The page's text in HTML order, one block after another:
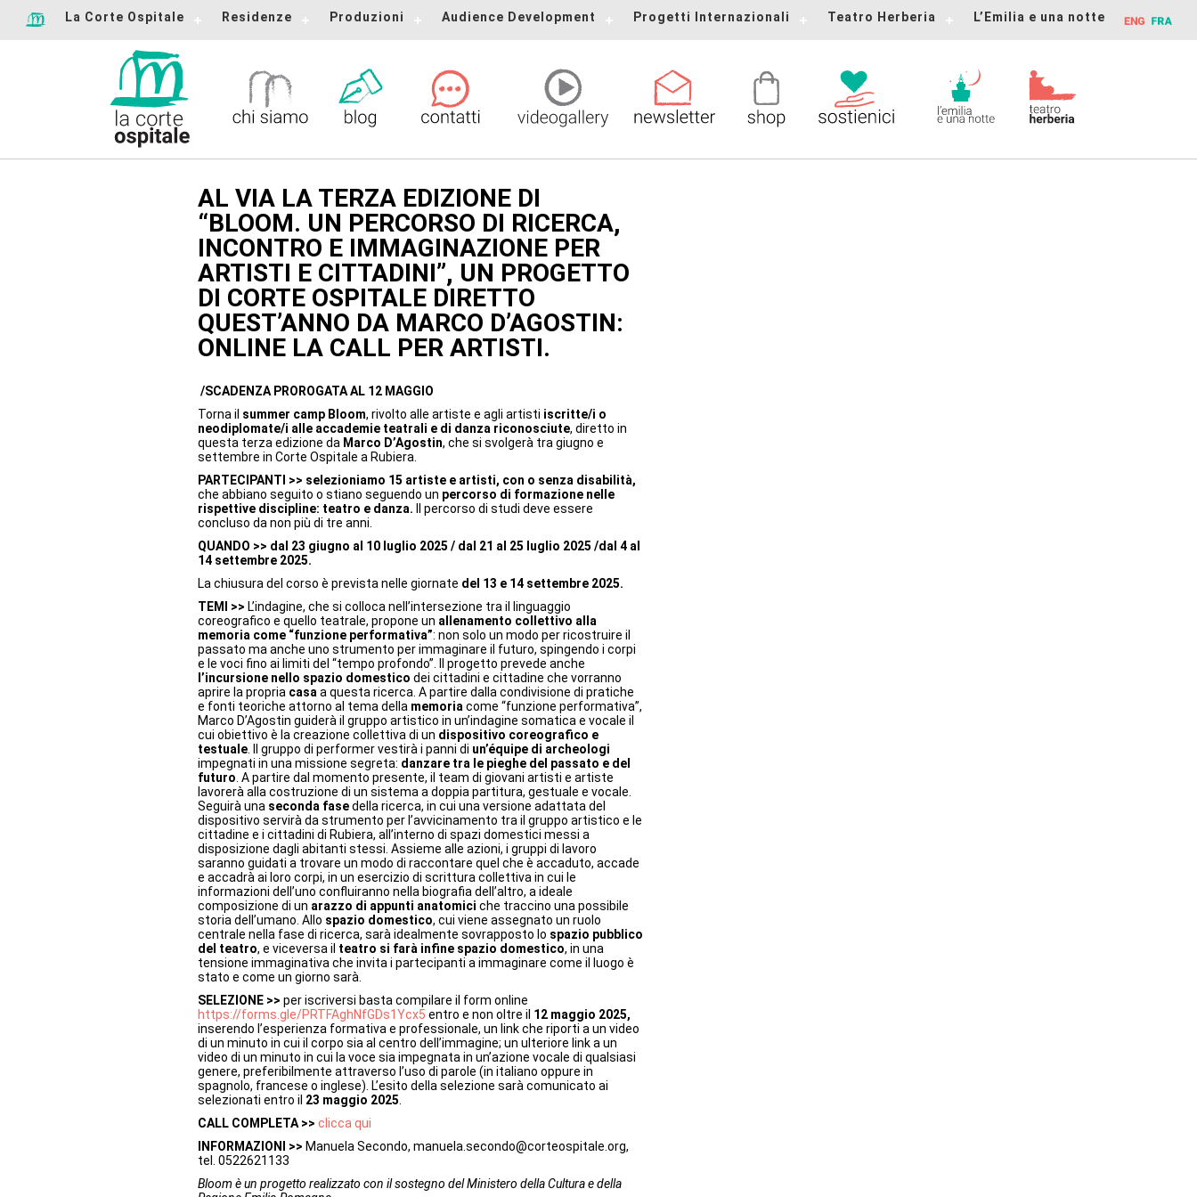
La Corte Ospitale Residenze Produzioni Audience Development Progetti Internazionali Teatro Herberia L’Emilia e una notte
AL VIA LA TERZA EDIZIONE DI
“BLOOM. UN PERCORSO DI RICERCA,
INCONTRO E IMMAGINAZIONE PER
ARTISTI E CITTADINI”, UN PROGETTO
DI CORTE OSPITALE DIRETTO
QUEST’ANNO DA MARCO D’AGOSTIN:
ONLINE LA CALL PER ARTISTI.
/SCADENZA PROROGATA AL 12 MAGGIO
Torna il summer camp Bloom, rivolto alle artiste e agli artisti iscritte/i o
neodiplomate/i alle accademie teatrali e di danza riconosciute, diretto in
questa terza edizione da Marco D’Agostin, che si svolgerà tra giugno e
settembre in Corte Ospitale a Rubiera.
PARTECIPANTI >> selezioniamo 15 artiste e artisti, con o senza disabilità,
che abbiano seguito o stiano seguendo un percorso di formazione nelle
rispettive discipline: teatro e danza. Il percorso di studi deve essere
concluso da non più di tre anni.
QUANDO >> dal 23 giugno al 10 luglio 2025 / dal 21 al 25 luglio 2025 /dal 4 al
14 settembre 2025.
La chiusura del corso è prevista nelle giornate del 13 e 14 settembre 2025.
TEMI >> L’indagine, che si colloca nell’intersezione tra il linguaggio
coreografico e quello teatrale, propone un allenamento collettivo alla
memoria come “funzione performativa”: non solo un modo per ricostruire il
passato ma anche uno strumento per immaginare il futuro, spingendo i corpi
e le voci fino ai limiti del “tempo profondo”. Il progetto prevede anche
l’incursione nello spazio domestico dei cittadini e cittadine che vorranno
aprire la propria casa a questa ricerca. A partire dalla condivisione di pratiche
e fonti teoriche attorno al tema della memoria come “funzione performativa”,
Marco D’Agostin guiderà il gruppo artistico in un’indagine somatica e vocale il
cui obiettivo è la creazione collettiva di un dispositivo coreografico e
testuale . Il gruppo di performer vestirà i panni di un’équipe di archeologi
impegnati in una missione segreta: danzare tra le pieghe del passato e del
futuro . A partire dal momento presente, il team di giovani artisti e artiste
lavorerà alla costruzione di un sistema a doppia partitura, gestuale e vocale.
Seguirà una seconda fasedella ricerca, in cui una versione adattata del
dispositivo servirà da strumento per l’avvicinamento tra il gruppo artistico e le
cittadine e i cittadini di Rubiera, all’interno di spazi domestici messi a
disposizione dagli abitanti stessi. Assieme alle azioni, i gruppi di lavoro
saranno guidati a trovare un modo di raccontare quel che è accaduto, accade
e accadrà ai loro corpi, in un esercizio di scrittura collettiva in cui le
informazioni dell’uno confluiranno nella biografia dell’altro, a ideale
composizione di un arazzo di appunti anatomici che traccino una possibile
storia dell’umano. Allo spazio domestico, cui viene assegnato un ruolo
centrale nella fase di ricerca, sarà idealmente sovrapposto lo spazio pubblico
del teatro, e viceversa il teatro si farà infine spazio domestico, in una
tensione immaginativa che invita i partecipanti a immaginare come il luogo è
stato e come un giorno sarà.
SELEZIONE >> per iscriversi basta compilare il form online
https://forms.gle/PRTFAghNfGDs1Ycx5 entro e non oltre il 12 maggio 2025,
inserendo l’esperienza formativa e professionale, un link che riporti a un video
di un minuto in cui il corpo sia al centro dell’immagine; un ulteriore link a un
video di un minuto in cui la voce sia impegnata in un’azione vocale di qualsiasi
genere, preferibilmente attraverso l’uso di parole (in italiano oppure in
spagnolo, francese o inglese). L’esito della selezione sarà comunicato ai
selezionati entro il 23 maggio 2025
CALL COMPLETA >> clicca qui
INFORMAZIONI >> Manuela Secondo, manuela.secondo@corteospitale.org,
tel. 0522621133
Bloom è un progetto realizzato con il sostegno del Ministero della Cultura e della